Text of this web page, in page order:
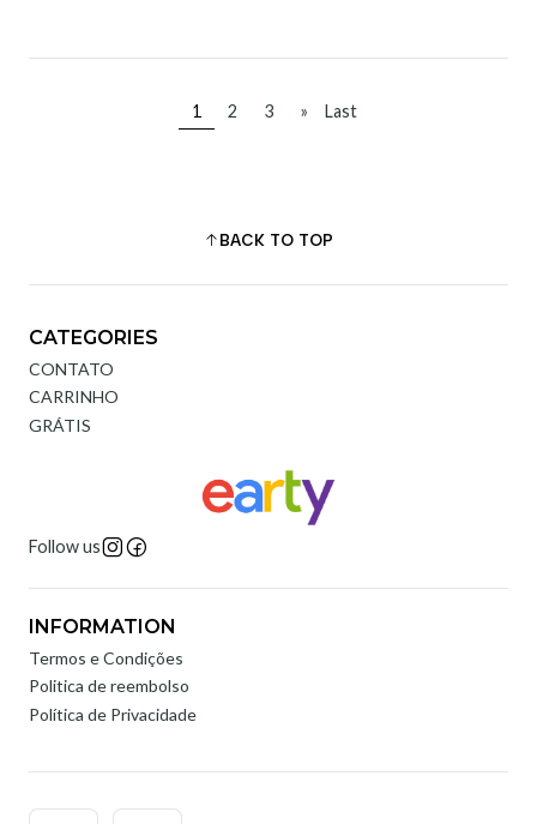
1 2 3 » Last
BACK TO TOP
CATEGORIES
CONTATO
CARRINHO
GRÁTIS
Follow us
INFORMATION
Termos e Condições
Politica de reembolso
Política de Privacidade